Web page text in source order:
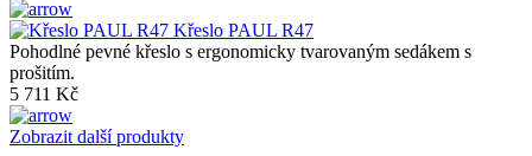
Křeslo PAUL R47
Pohodlné pevné křeslo s ergonomicky tvarovaným sedákem s
prošitím.
5 711 Kč
Zobrazit další produkty